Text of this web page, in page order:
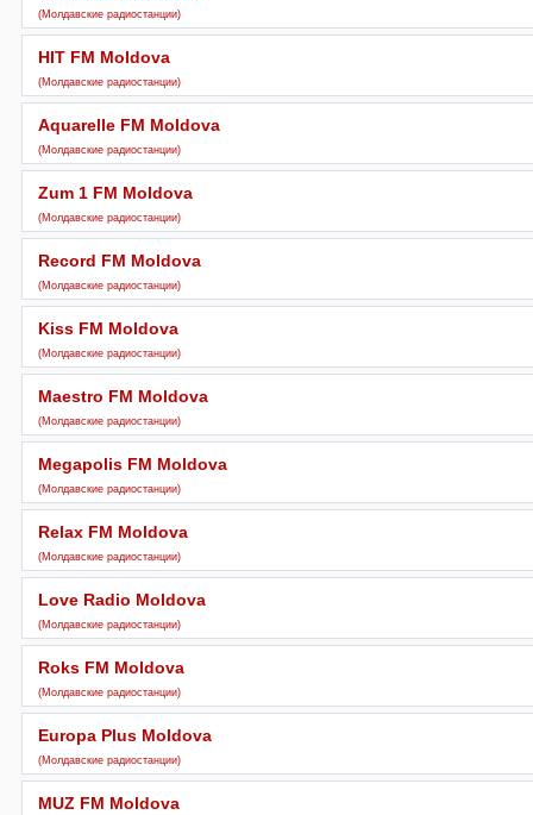
(Молдавские радиостанции)
HIT FM Moldova
(Молдавские радиостанции)
Aquarelle FM Moldova
(Молдавские радиостанции)
Zum 1 FM Moldova
(Молдавские радиостанции)
Record FM Moldova
(Молдавские радиостанции)
Kiss FM Moldova
(Молдавские радиостанции)
Maestro FM Moldova
(Молдавские радиостанции)
Megapolis FM Moldova
(Молдавские радиостанции)
Relax FM Moldova
(Молдавские радиостанции)
Love Radio Moldova
(Молдавские радиостанции)
Roks FM Moldova
(Молдавские радиостанции)
Europa Plus Moldova
(Молдавские радиостанции)
MUZ FM Moldova